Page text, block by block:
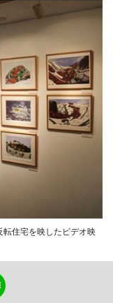
転住宅を映したビデオ映